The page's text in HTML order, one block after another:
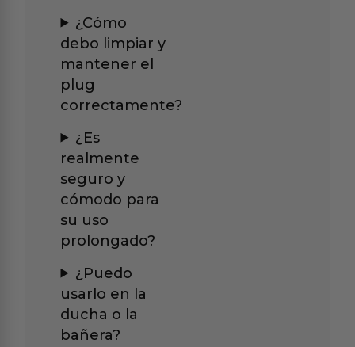
¿Cómo
debo limpiar y
mantener el
plug
correctamente?
¿Es
realmente
seguro y
cómodo para
su uso
prolongado?
¿Puedo
usarlo en la
ducha o la
bañera?